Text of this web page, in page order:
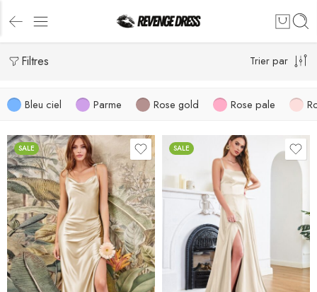
Filtres Trier par
Bleu ciel Parme Rose gold Rose pale
SALE SALE